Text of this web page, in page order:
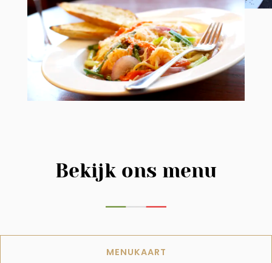
Bekijk ons menu
MENUKAART